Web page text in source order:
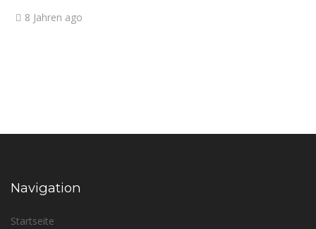
8 Jahren ago
Navigation
Startseite